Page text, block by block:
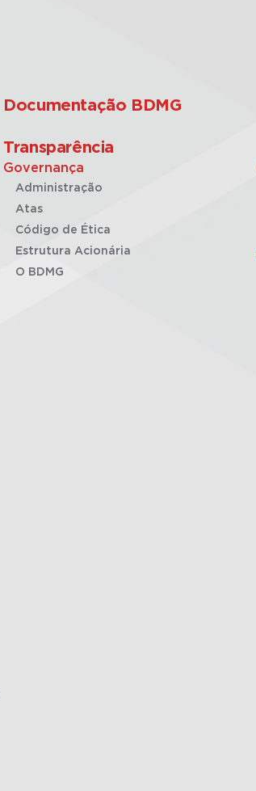
Documentação BDMG
Transparência
Governança
Administração
Atas
Código de Ética
Estrutura Acionária
O BDMG